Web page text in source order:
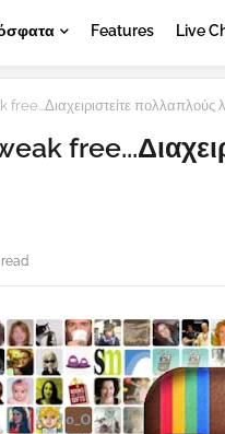
Features Live
πολλαπλούς